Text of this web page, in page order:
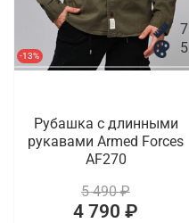
-13%
7
5
Рубашка с длинными
рукавами Armed Forces
AF270
5 490 ₽
4 790 ₽